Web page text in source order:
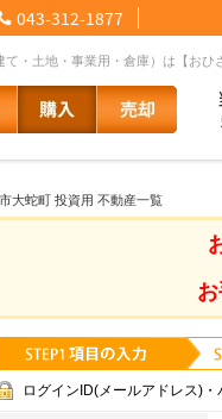
・土地・事業用・倉庫）は【おひ
043-312-1877
法人2025 採用情
査定
大蛇町 投資用 不動産一覧
ログインID(メールアドレス)